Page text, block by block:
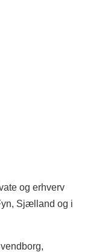
og erhverv
Sjælland og i